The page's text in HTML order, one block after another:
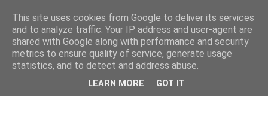
This site uses cookies from Google to deliver its services
and to analyze traffic. Your IP address and user-agent are
shared with Google along with performance and security
metrics to ensure quality of service, generate usage
statistics, and to detect and address abuse.
LEARN MORE GOT IT